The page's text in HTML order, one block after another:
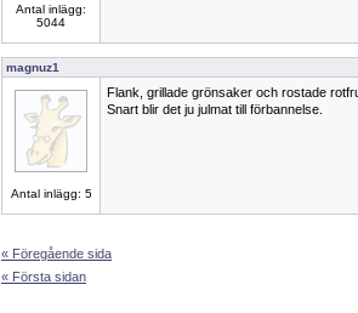
Antal inlägg:
5044
magnuz1
Antal inlägg: 5
Flank, grillade grönsaker och rostade
Snart blir det ju julmat till förbannelse.
« Föregående sida
« Första sidan